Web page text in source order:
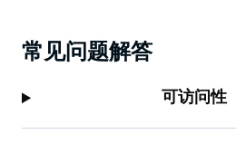
常见问题解答
可访问性